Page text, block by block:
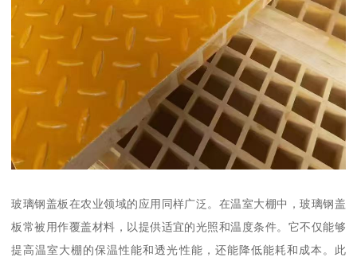
玻璃钢盖板在农业领域的应用同样广泛。在温室大棚中，玻璃钢盖
板常被用作覆盖材料，以提供适宜的光照和温度条件。它不仅能够
提高温室大棚的保温性能和透光性能，还能降低能耗和成本。此